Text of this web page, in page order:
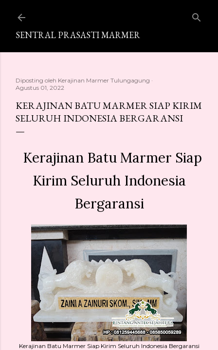
SENTRAL PRASASTI MARMER
Diposting oleh Kerajinan Marmer Tulungagung
Agustus 01, 2022
KERAJINAN BATU MARMER SIAP KIRIM
SELURUH INDONESIA BERGARANSI
Kerajinan Batu Marmer Siap
Kirim Seluruh Indonesia
Bergaransi
Kerajinan Batu Marmer Siap Kirim Seluruh Indonesia Bergaransi